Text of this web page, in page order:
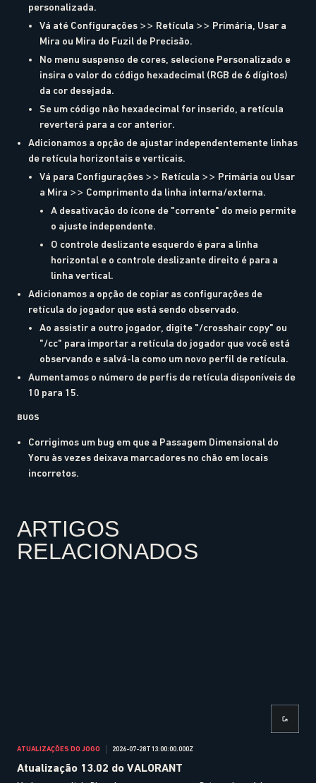
personalizada.
Vá até Configurações >> Retícula >> Primária, Usar a
Mira ou Mira do Fuzil de Precisão.
No menu suspenso de cores, selecione Personalizado e
insira o valor do código hexadecimal (RGB de 6 dígitos)
da cor desejada.
Se um código não hexadecimal for inserido, a retícula
reverterá para a cor anterior.
Adicionamos a opção de ajustar independentemente linhas
de retícula horizontais e verticais.
Vá para Configurações >> Retícula >> Primária ou Usar
a Mira >> Comprimento da linha interna/externa.
A desativação do ícone de "corrente" do meio permite
o ajuste independente.
O controle deslizante esquerdo é para a linha
horizontal e o controle deslizante direito é para a
linha vertical.
Adicionamos a opção de copiar as configurações de
retícula do jogador que está sendo observado.
Ao assistir a outro jogador, digite "/crosshair copy" ou
"/cc" para importar a retícula do jogador que você está
observando e salvá-la como um novo perfil de retícula.
Aumentamos o número de perfis de retícula disponíveis de
10 para 15.
BUGS
Corrigimos um bug em que a Passagem Dimensional do
Yoru às vezes deixava marcadores no chão em locais
incorretos.
ARTIGOS
RELACIONADOS
ATUALIZAÇÕES DO JOGO 2026-07-28T13:00:00.000Z
Atualização 13.02 do VALORANT